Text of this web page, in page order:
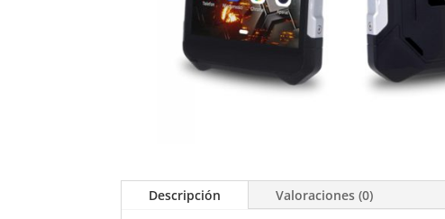
Descripción Valoraciones (0)